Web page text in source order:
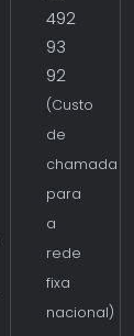
492
93
92
(Custo
de
chamada
para
a
rede
fixa
nacional)